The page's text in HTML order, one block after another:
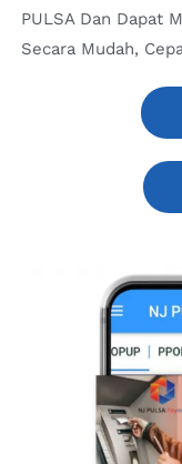
PULSA Dan Dapat
Secara Mudah,